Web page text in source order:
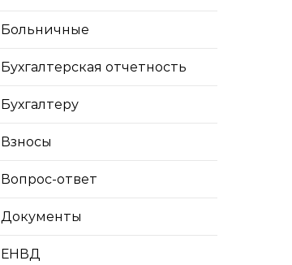
Больничные
Бухгалтерская отчетность
Бухгалтеру
Взносы
Вопрос-ответ
Документы
ЕНВД